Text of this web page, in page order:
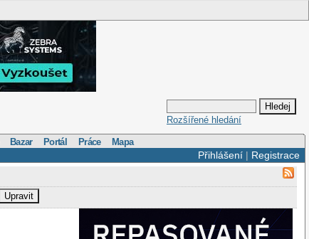
Rozšířené hledání
Bazar Portál Práce Mapa
Přihlášení| Registrace
Upravit